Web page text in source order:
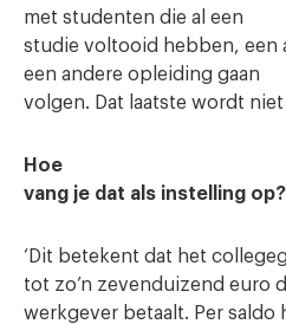
met studenten die al een
studie voltooid hebben, een
een andere opleiding gaan
volgen. Dat laatste wordt niet
Hoe
vang je dat als instelling op?
‘Dit betekent dat het
tot zo’n zevenduizend euro
werkgever betaalt. Per saldo